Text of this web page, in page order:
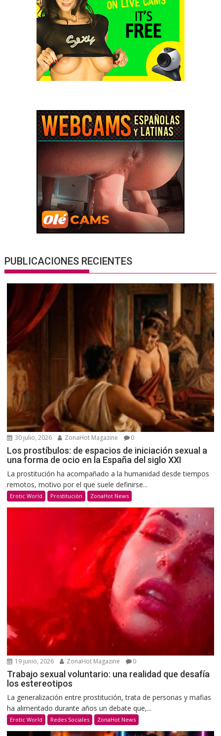
PUBLICACIONES RECIENTES
30 julio, 2026 ZonaHot Magazine 0
Los prostíbulos: de espacios de iniciación sexual a
una forma de ocio en la España del siglo XXI
La prostitución ha acompañado a la humanidad desde tiempos
remotos, motivo por el que suele definirse...
Erotic World Prostitución ZonaHot News
19 junio, 2026 ZonaHot Magazine 0
Trabajo sexual voluntario: una realidad que desafía
los estereotipos
La generalización entre prostitución, trata de personas y mafias
ha alimentado durante años un debate que,...
Erotic World Redes Sociales ZonaHot News